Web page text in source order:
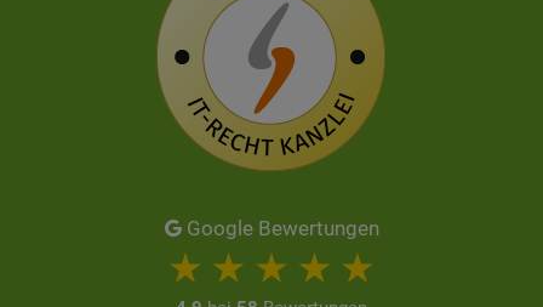
Google Bewertungen